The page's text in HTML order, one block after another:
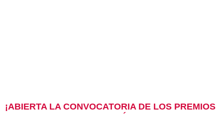
¡ABIERTA LA CONVOCATORIA DE LOS PREMIOS